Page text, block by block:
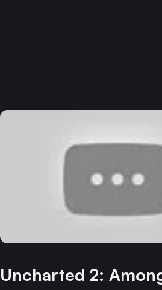
Uncharted 2: